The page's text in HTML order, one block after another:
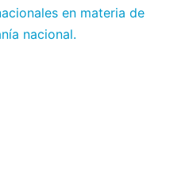
en materia de
nacional.